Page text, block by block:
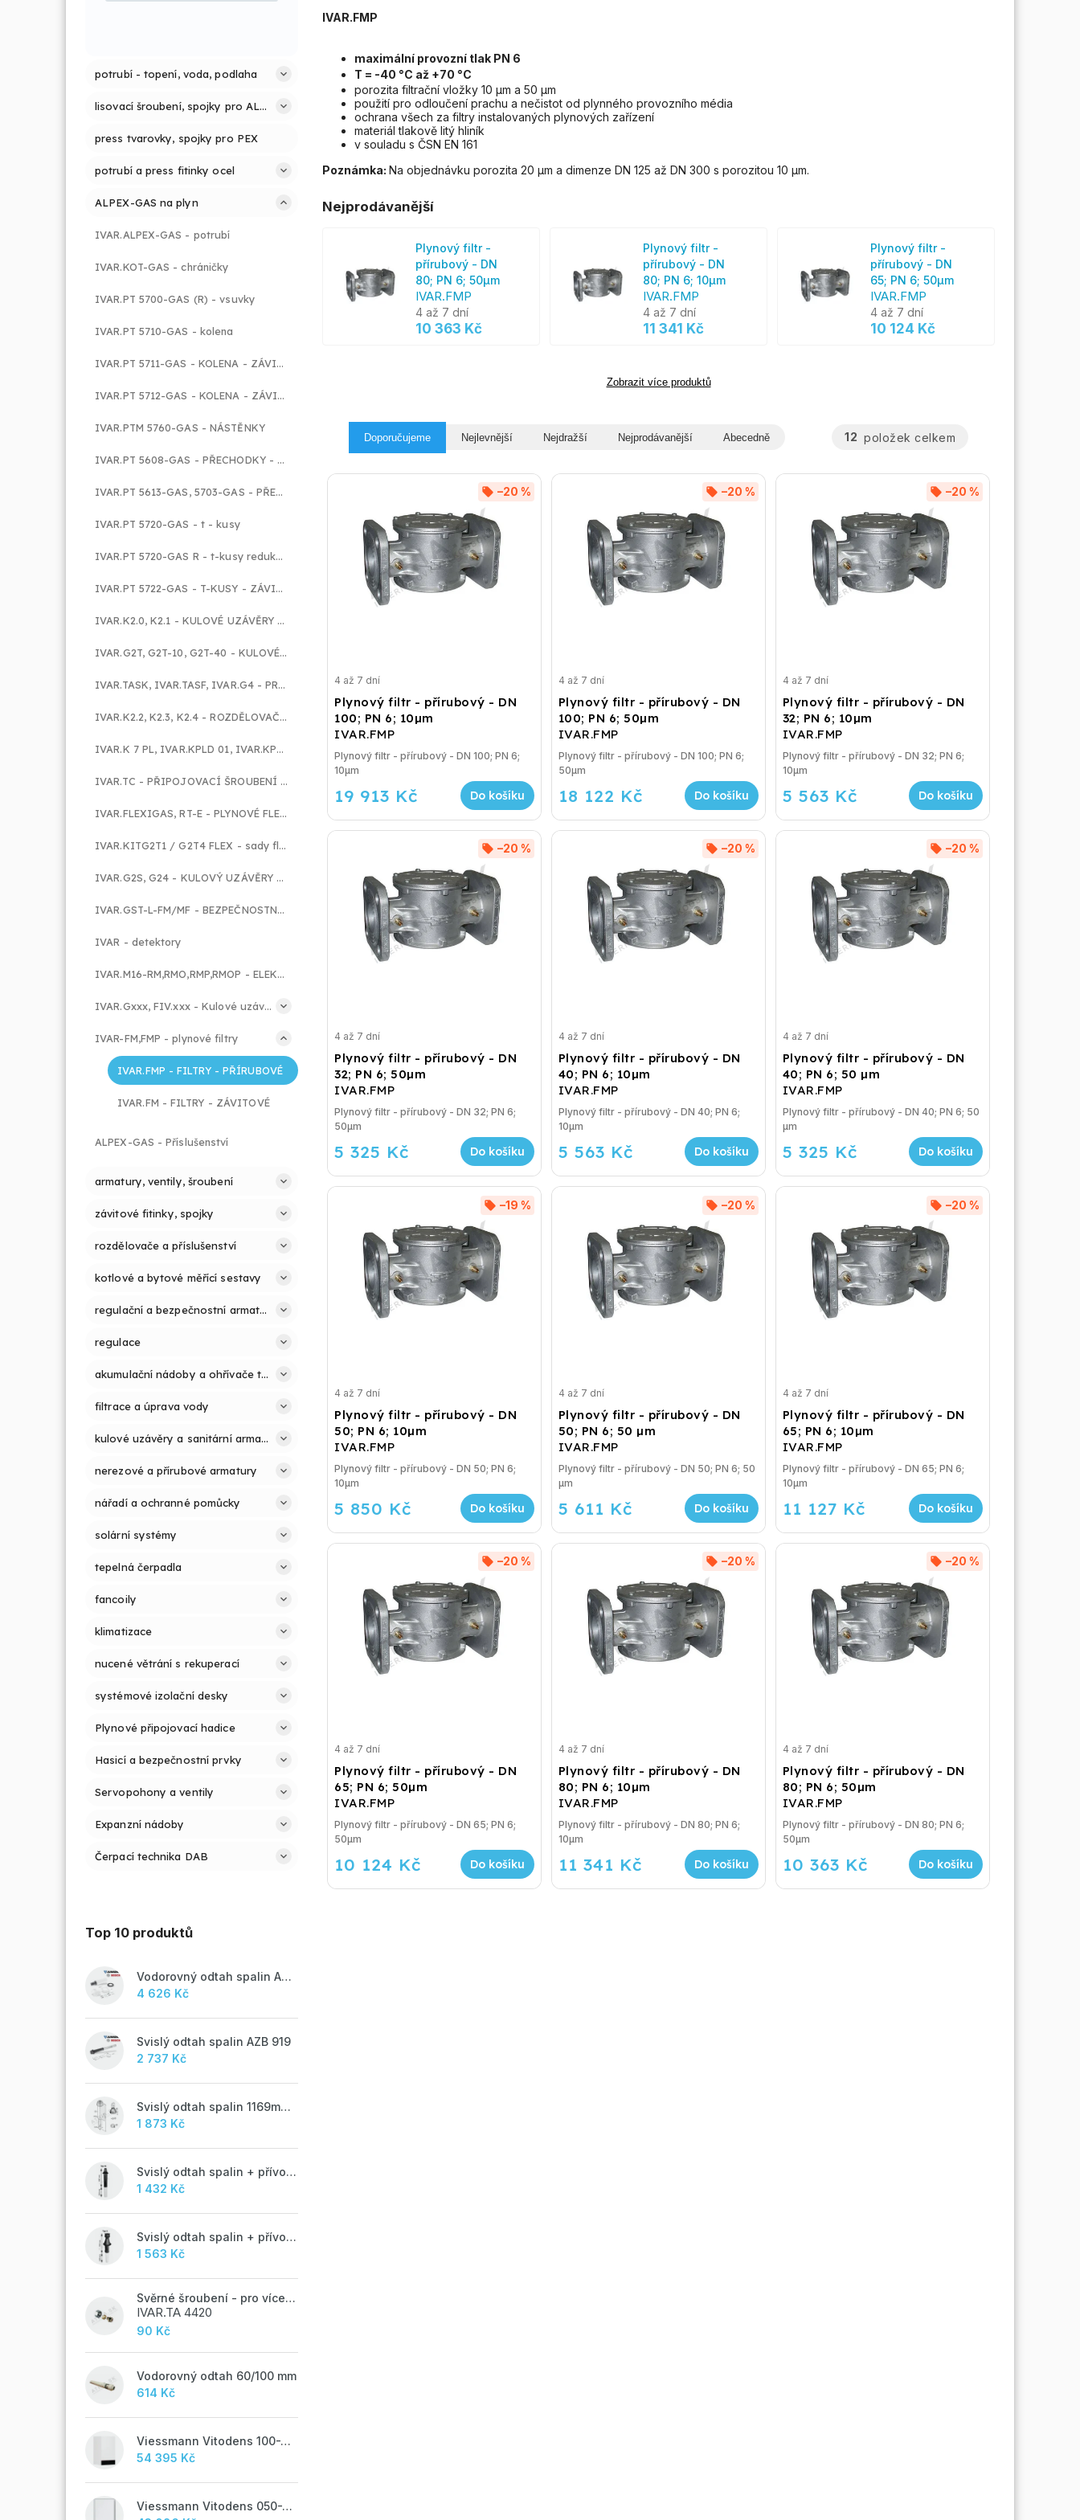
potrubí - topení, voda, podlaha
lisovací šroubení, spojky pro ALPEX PRESS
press tvarovky, spojky pro PEX
potrubí a press fitinky ocel
ALPEX-GAS na plyn
IVAR.ALPEX-GAS - potrubí
IVAR.KOT-GAS - chráničky
IVAR.PT 5700-GAS (R) - vsuvky
IVAR.PT 5710-GAS - kolena
IVAR.PT 5711-GAS - KOLENA - ZÁVIT VNĚJŠÍ
IVAR.PT 5712-GAS - KOLENA - ZÁVIT VNITŘNÍ
IVAR.PTM 5760-GAS - NÁSTĚNKY
IVAR.PT 5608-GAS - PŘECHODKY - ZÁVIT VNĚJŠÍ
IVAR.PT 5613-GAS, 5703-GAS - PŘECHODKY - ZÁVIT VNITŘNÍ
IVAR.PT 5720-GAS - t - kusy
IVAR.PT 5720-GAS R - t-kusy redukované
IVAR.PT 5722-GAS - T-KUSY - ZÁVIT VNITŘNÍ
IVAR.K2.0, K2.1 - KULOVÉ UZÁVĚRY PLYNU - PODOMÍTKOVÉ
IVAR.G2T, G2T-10, G2T-40 - KULOVÉ UZÁVĚR YPLYNU - S PROTIPOŽÁRNÍ ARMATUROU
IVAR.TASK, IVAR.TASF, IVAR.G4 - PROTIPOŽÁRNÍ ARMATURY
IVAR.K2.2, K2.3, K2.4 - ROZDĚLOVAČE NA PLYN
IVAR.K 7 PL, IVAR.KPLD 01, IVAR.KPLB 01 - KRYCÍ DESKY K ROZDELOVAČŮM
IVAR.TC - PŘIPOJOVACÍ ŠROUBENÍ PRO ROZDĚLOVAČE
IVAR.FLEXIGAS, RT-E - PLYNOVÉ FLEXIBILNÍ HADICE
IVAR.KITG2T1 / G2T4 FLEX - sady flex
IVAR.G2S, G24 - KULOVÝ UZÁVĚRY PLYNU- S TLAKOVOU ZÁTKOU
IVAR.GST-L-FM/MF - BEZPEČNOSTNÍ NADPRŮTOKOVÉ POJISTKY
IVAR - detektory
IVAR.M16-RM,RMO,RMP,RMOP - ELEKTROMAGNETICKÉ VENTILY
IVAR.Gxxx, FIV.xxx - Kulové uzávěry
IVAR-FM,FMP - plynové filtry
IVAR.FMP - FILTRY - PŘÍRUBOVÉ
IVAR.FM - FILTRY - ZÁVITOVÉ
ALPEX-GAS - Příslušenství
armatury, ventily, šroubení
závitové fitinky, spojky
rozdělovače a příslušenství
kotlové a bytové měřící sestavy
regulační a bezpečnostní armatury
regulace
akumulační nádoby a ohřívače teplé vody
filtrace a úprava vody
kulové uzávěry a sanitární armatury
nerezové a přírubové armatury
nářadí a ochranné pomůcky
solární systémy
tepelná čerpadla
fancoily
klimatizace
nucené větrání s rekuperací
systémové izolační desky
Plynové připojovací hadice
Hasicí a bezpečnostní prvky
Servopohony a ventily
Expanzní nádoby
Čerpací technika DAB
Top 10 produktů
Vodorovný odtah spalin AZB 918
4 626 Kč
Svislý odtah spalin AZB 919
2 737 Kč
Svislý odtah spalin 1169mm, AZB 917
1 873 Kč
Svislý odtah spalin + přívod vzduchu 60/100 mm - M
1 432 Kč
Svislý odtah spalin + přívod vzduchu 60/100 mm - A
1 563 Kč
Svěrné šroubení - pro vícevrstvé potrubí ALPEX - 16x2 ALU-EK
IVAR.TA 4420
90 Kč
Vodorovný odtah 60/100 mm
614 Kč
Viessmann Vitodens 100-W, 19 kW
54 395 Kč
Viessmann Vitodens 050-W, 19 kW, TUV
IVAR.FMP
maximální provozní tlak PN 6
T = -40 °C až +70 °C
porozita filtrační vložky 10 µm a 50 µm
použití pro odloučení prachu a nečistot od plynného provozního média
ochrana všech za filtry instalovaných plynových zařízení
materiál tlakově litý hliník
v souladu s ČSN EN 161
Poznámka: Na objednávku porozita 20 µm a dimenze DN 125 až DN 300 s porozitou 10 µm.
Nejprodávanější
Plynový filtr -
přírubový - DN
80; PN 6; 50µm
IVAR.FMP
4 až 7 dní
10 363 Kč
Plynový filtr -
přírubový - DN
80; PN 6; 10µm
IVAR.FMP
4 až 7 dní
11 341 Kč
Plynový filtr -
přírubový - DN
65; PN 6; 50µm
IVAR.FMP
4 až 7 dní
10 124 Kč
Zobrazit více produktů
Doporučujeme Nejlevnější Nejdražší Nejprodávanější Abecedně 12 položek celkem
Plynový filtr - přírubový - DN
100; PN 6; 10µm
IVAR.FMP
–20 %
4 až 7 dní
19 913 Kč Do košíku
Plynový filtr - přírubový - DN 100; PN 6;
10µm
Plynový filtr - přírubový - DN
100; PN 6; 50µm
IVAR.FMP
–20 %
4 až 7 dní
18 122 Kč Do košíku
Plynový filtr - přírubový - DN 100; PN 6;
50µm
Plynový filtr - přírubový - DN
32; PN 6; 10µm
IVAR.FMP
–20 %
4 až 7 dní
5 563 Kč Do košíku
Plynový filtr - přírubový - DN 32; PN 6;
10µm
Plynový filtr - přírubový - DN
32; PN 6; 50µm
IVAR.FMP
–20 %
4 až 7 dní
5 325 Kč Do košíku
Plynový filtr - přírubový - DN 32; PN 6;
50µm
Plynový filtr - přírubový - DN
40; PN 6; 10µm
IVAR.FMP
–20 %
4 až 7 dní
5 563 Kč Do košíku
Plynový filtr - přírubový - DN 40; PN 6;
10µm
Plynový filtr - přírubový - DN
40; PN 6; 50 µm
IVAR.FMP
–20 %
4 až 7 dní
5 325 Kč Do košíku
Plynový filtr - přírubový - DN 40; PN 6; 50
µm
Plynový filtr - přírubový - DN
50; PN 6; 10µm
IVAR.FMP
–19 %
4 až 7 dní
5 850 Kč Do košíku
Plynový filtr - přírubový - DN 50; PN 6;
10µm
Plynový filtr - přírubový - DN
50; PN 6; 50 µm
IVAR.FMP
–20 %
4 až 7 dní
5 611 Kč Do košíku
Plynový filtr - přírubový - DN 50; PN 6; 50
µm
Plynový filtr - přírubový - DN
65; PN 6; 10µm
IVAR.FMP
–20 %
4 až 7 dní
11 127 Kč Do košíku
Plynový filtr - přírubový - DN 65; PN 6;
10µm
Plynový filtr - přírubový - DN
65; PN 6; 50µm
IVAR.FMP
–20 %
4 až 7 dní
10 124 Kč Do košíku
Plynový filtr - přírubový - DN 65; PN 6;
50µm
Plynový filtr - přírubový - DN
80; PN 6; 10µm
IVAR.FMP
–20 %
4 až 7 dní
11 341 Kč Do košíku
Plynový filtr - přírubový - DN 80; PN 6;
10µm
Plynový filtr - přírubový - DN
80; PN 6; 50µm
IVAR.FMP
–20 %
4 až 7 dní
10 363 Kč Do košíku
Plynový filtr - přírubový - DN 80; PN 6;
50µm